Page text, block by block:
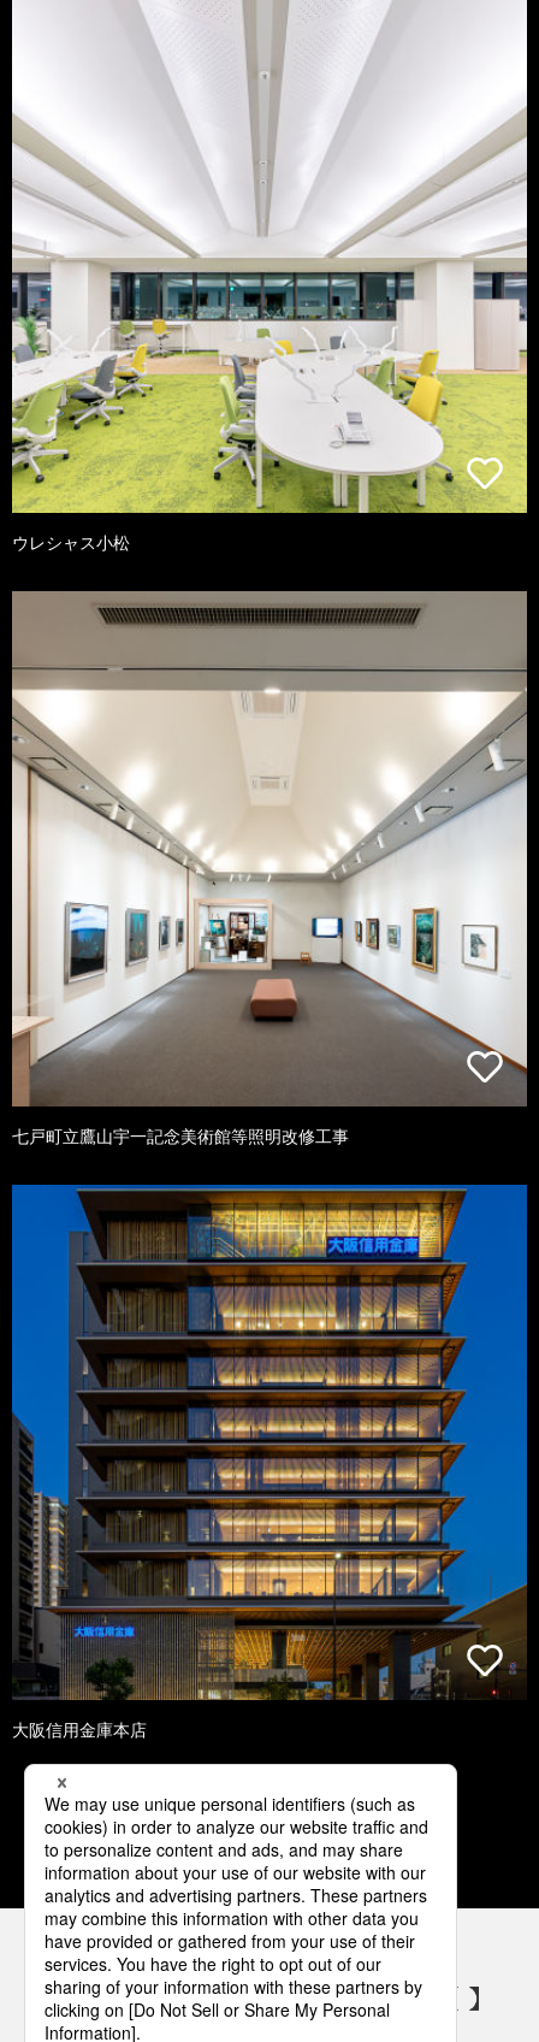
ウレシャス小松
七戸町立鷹山宇一記念美術館等照明改修工事
大阪信用金庫本店
1 2 3 4 5
パナソニックの電気設備 SNSアカウント